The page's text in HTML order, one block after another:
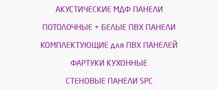
АКУСТИЧЕСКИЕ МДФ ПАНЕЛИ
ПОТОЛОЧНЫЕ + БЕЛЫЕ ПВХ ПАНЕЛИ
КОМПЛЕКТУЮЩИЕ для ПВХ ПАНЕЛЕЙ
ФАРТУКИ КУХОННЫЕ
СТЕНОВЫЕ ПАНЕЛИ SPC